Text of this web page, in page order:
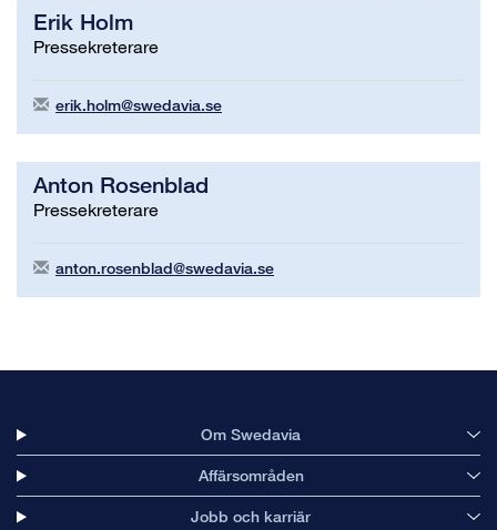
Erik Holm
Pressekreterare
erik.holm@swedavia.se
Anton Rosenblad
Pressekreterare
anton.rosenblad@swedavia.se
Om Swedavia
Affärsområden
Jobb och karriär